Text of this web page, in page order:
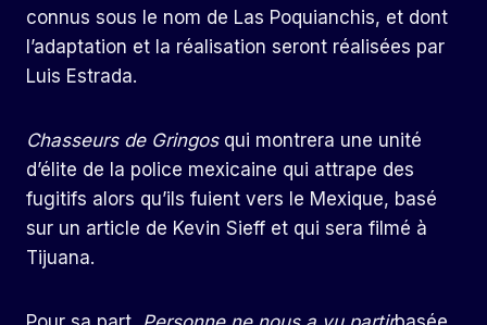
connus sous le nom de Las Poquianchis, et dont
l’adaptation et la réalisation seront réalisées par
Luis Estrada.
Chasseurs de Gringosqui montrera une unité
d’élite de la police mexicaine qui attrape des
fugitifs alors qu’ils fuient vers le Mexique, basé
sur un article de Kevin Sieff et qui sera filmé à
Tijuana.